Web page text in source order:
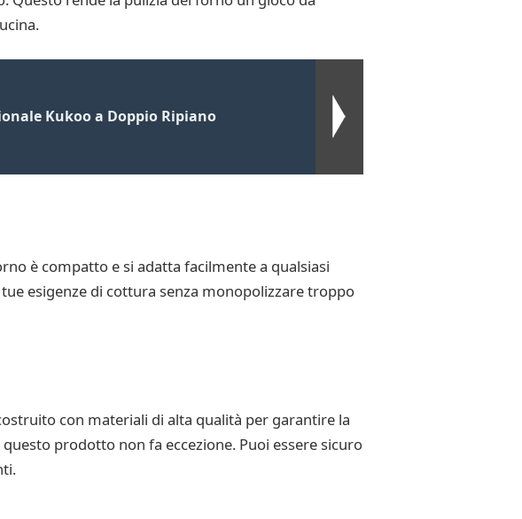
Kukoo a Doppio Ripiano
è compatto e si adatta facilmente a qualsiasi
esigenze di cottura senza monopolizzare troppo
con materiali di alta qualità per garantire la
prodotto non fa eccezione. Puoi essere sicuro